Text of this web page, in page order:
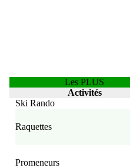
Les PLUS
Activités
Ski Rando
Raquettes
Promeneurs